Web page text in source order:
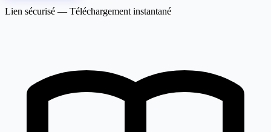
Lien sécurisé — Téléchargement instantané